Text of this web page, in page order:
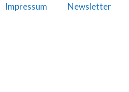
Impressum Newsletter